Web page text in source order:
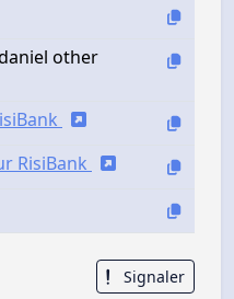
other
RisiBank
Signaler